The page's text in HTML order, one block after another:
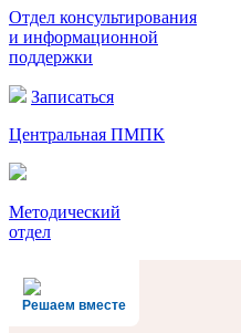
Отдел консультирования
и информационной
поддержки
Записаться
Центральная ПМПК
Методический
отдел
Решаем вместе